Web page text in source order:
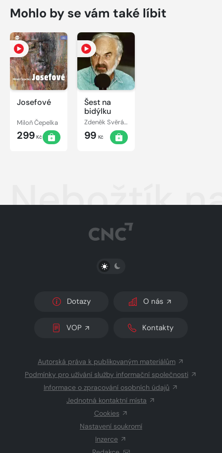
Mohlo by se vám také líbit
Josefové
Miloň Čepelka
299 Kč
Šest na
bidýlku
Zdeněk Svěrák, Miloň Čepelka
99 Kč
Nebožtík
PŘEPNOUT SVĚTLÝ/TMAVÝ REŽIM
Dotazy O nás
VOP Kontakty
Autorská práva k publikovaným materiálům
Podmínky pro užívání služby informační společnosti
Informace o zpracování osobních údajů
Jednotná kontaktní místa
Cookies
Nastavení soukromí
Inzerce